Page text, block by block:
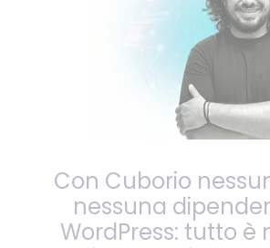
Con Cuborio
nessuna
WordPress: tutto è